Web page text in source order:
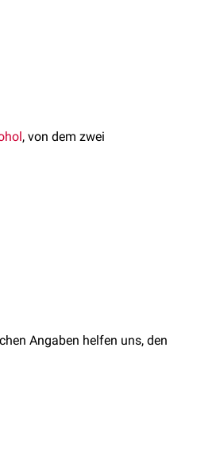
, von dem zwei
Angaben helfen uns, den